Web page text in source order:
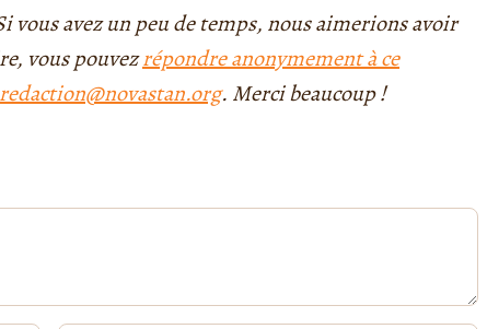
avez un peu de temps, nous aimerions avoir
vous pouvezrépondre anonymement à ce
redaction@novastan.org. Merci beaucoup !